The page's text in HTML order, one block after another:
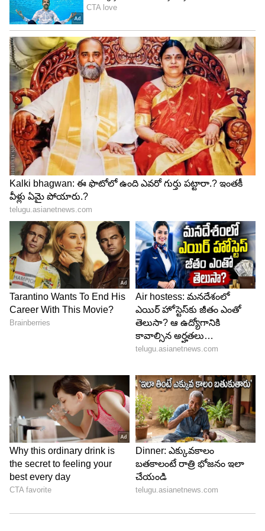
Asianet News Telugu